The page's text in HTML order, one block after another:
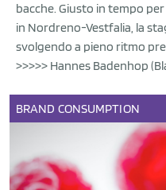
bacche. Giusto in tempo
in Nordreno-Vestfalia, la
svolgendo a pieno ritmo
>>>>> Hannes Badenhop
BRAND CONSUMPTION